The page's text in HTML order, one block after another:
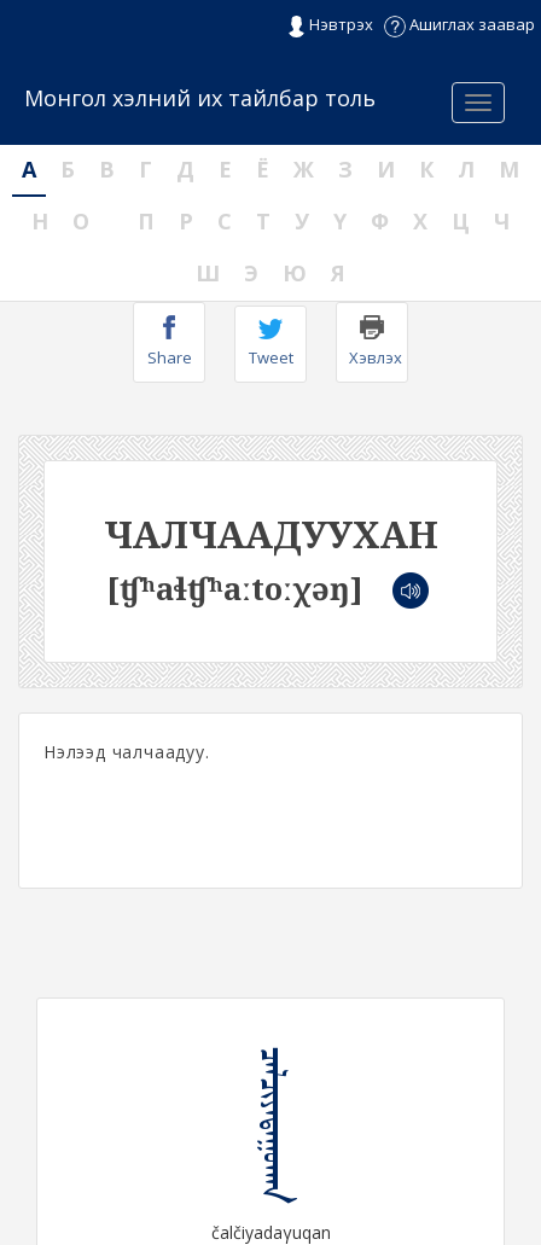
Нэвтрэх Ашиглах заавар
Menu
Монгол хэлний их тайлбар толь
А Б В Г Д Е Ё Ж З И К Л
М
Н
О П Р С Т У Ү Ф Х Ц
Ч
Ш
Э Ю Я
Share Tweet Хэвлэх
ЧАЛЧААДУУХАН
[ʧʰaɬʧʰaːtoːχəŋ]
Нэлээд чалчаадуу.
ᠴᠠᠯᠴᠢᠶᠠᠳᠠᠭᠤᠬᠠᠨ
čalčiyadaγuqan